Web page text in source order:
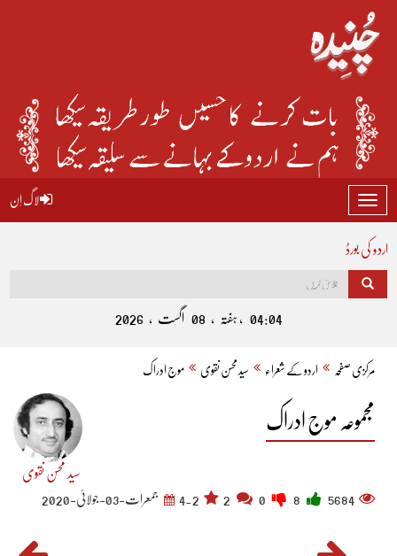
Toggle
اردو کی بورڈ
04:04 , ہفتہ , 08 اگست , 2026
مرکزی صفحہ اردو کے شعراء سید محسن نقوی موج ادراک
مجموعہ موج ادراک
سید محسن نقوی
5684
4.2 جمعرات-03-جولائی-2020